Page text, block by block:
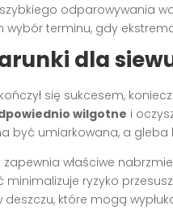
odparowywania
wybór terminu, gdy
dla
się sukcesem,
wilgotne i
być umiarkowana, a
właściwe
minimalizuje ryzyko
które mogą